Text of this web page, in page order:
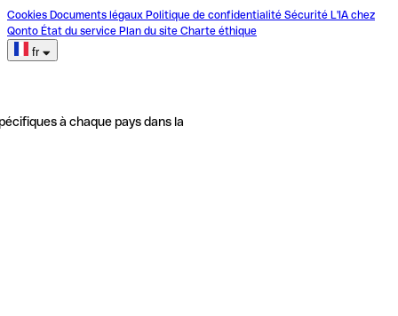
Cookies Documents légaux Politique de confidentialité Sécurité L'IA chez
Qonto État du service Plan du site Charte éthique
fr
à chaque pays dans la